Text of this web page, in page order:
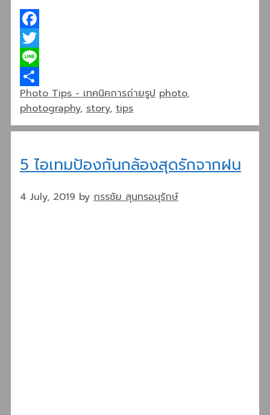
Facebook
Twitter
Line
Share
Categories
Photo Tips - เทคนิคการถ่ายรูป Tags
photo,
photography, story, tips
5 ไอเทมป้องกันกล้องสุดรักจากฝน
4 July, 2019 by กรรชัย สุนทรอนุรักษ์